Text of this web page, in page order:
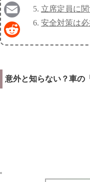
立席定員に
安全対策は
意外と知らない？車の
Facebook
Email
Reddit